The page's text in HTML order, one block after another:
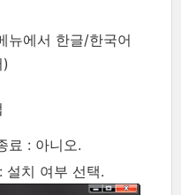
뉴에서 한글/한국어
료 : 아니오.
설치 여부 선택.